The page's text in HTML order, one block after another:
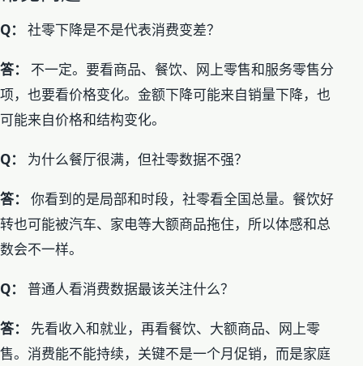
Q： 社零下降是不是代表消费变差？
答：
不一定。要看商品、餐饮、网上零售和服务零售分
项，也要看价格变化。金额下降可能来自销量下降，也
可能来自价格和结构变化。
Q： 为什么餐厅很满，但社零数据不强？
答：
你看到的是局部和时段，社零看全国总量。餐饮好
转也可能被汽车、家电等大额商品拖住，所以体感和总
数会不一样。
Q： 普通人看消费数据最该关注什么？
答：
先看收入和就业，再看餐饮、大额商品、网上零
售。消费能不能持续，关键不是一个月促销，而是家庭